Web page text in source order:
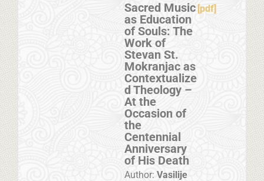
Sacred Music
as Education
of Souls: The
Work of
Stevan St.
Mokranjac as
Contextualize
d Theology –
At the
Occasion of
the
Centennial
Anniversary
of His Death
[pdf]
Author: Vasilije